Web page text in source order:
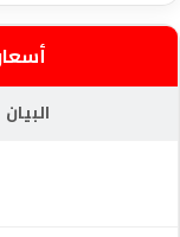
البيان